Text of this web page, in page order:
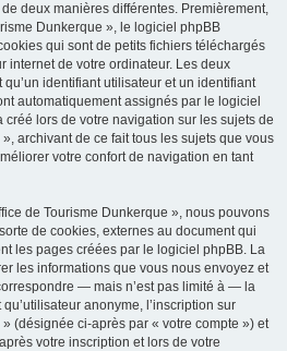
deux manières différentes. Premièrement,
Dunkerque », le logiciel phpBB
qui sont de petits fichiers téléchargés
internet de votre ordinateur. Les deux
identifiant utilisateur et un identifiant
automatiquement assignés par le logiciel
lors de votre navigation sur les sujets de
archivant de ce fait tous les sujets que vous
votre confort de navigation en tant
de Tourisme Dunkerque », nous pouvons
de cookies, externes au document qui
les pages créées par le logiciel phpBB. La
les informations que vous nous envoyez et
— mais n’est pas limité à — la
anonyme, l’inscription sur
(désignée ci-après par « votre compte ») et
votre inscription et lors de votre